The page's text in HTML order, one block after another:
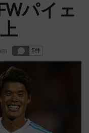
パイェ